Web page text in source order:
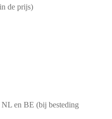
de prijs)
en BE (bij besteding